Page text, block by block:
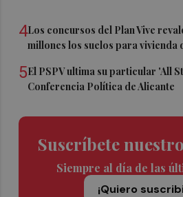
4Los concursos del Plan Vive
millones los suelos para vivienda
5El PSPV ultima su particular 'All
Conferencia Política de Alicante
Suscríbete
Siempre al día de las
¡Quiero